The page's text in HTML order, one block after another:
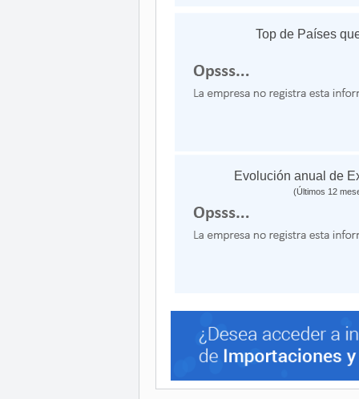
Top de Países
Evolución anual de
(Últimos 12